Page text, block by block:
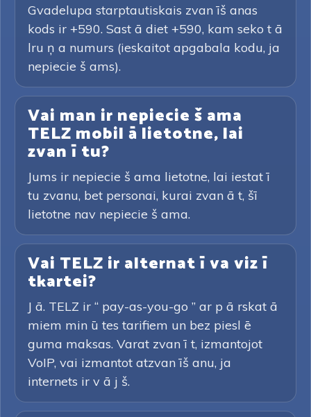
Gvadelupa starptautiskais zvan īš anas
kods ir +590. Sast ā diet +590, kam seko t ā
lru ņ a numurs (ieskaitot apgabala kodu, ja
nepiecie š ams).
Vai man ir nepiecie š ama
TELZ mobil ā lietotne, lai
zvan ī tu?
Jums ir nepiecie š ama lietotne, lai iestat ī
tu zvanu, bet personai, kurai zvan ā t, šī
lietotne nav nepiecie š ama.
Vai TELZ ir alternat ī va viz ī
tkartei?
J ā. TELZ ir “ pay-as-you-go ” ar p ā rskat ā
miem min ū tes tarifiem un bez piesl ē
guma maksas. Varat zvan ī t, izmantojot
VoIP, vai izmantot atzvan īš anu, ja
internets ir v ā j š.